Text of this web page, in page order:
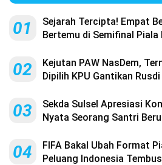
01
Sejarah Tercipta! Empat
Bertemu di Semifinal Piala
02
Kejutan PAW NasDem,
Dipilih KPU Gantikan
03
Sekda Sulsel Apresiasi
Nyata Seorang Santri
04
FIFA Bakal Ubah Format
Peluang Indonesia